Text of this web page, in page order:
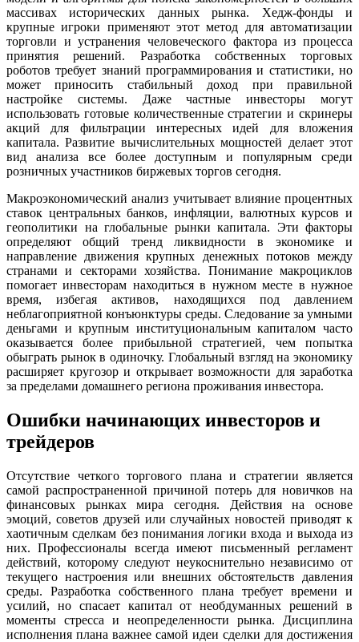
массивах исторических данных рынка. Хедж-фонды и
крупные игроки применяют этот метод для автоматизации
торговли и устранения человеческого фактора из процесса
принятия решений. Разработка собственных торговых
роботов требует знаний программирования и статистики, но
может приносить стабильный доход при правильной
настройке системы. Даже частные инвесторы могут
использовать готовые количественные стратегии и скринеры
акций для фильтрации интересных идей для вложения
капитала. Развитие вычислительных мощностей делает этот
вид анализа все более доступным и популярным среди
розничных участников биржевых торгов сегодня.
Макроэкономический анализ учитывает влияние процентных
ставок центральных банков, инфляции, валютных курсов и
геополитики на глобальные рынки капитала. Эти факторы
определяют общий тренд ликвидности в экономике и
направление движения крупных денежных потоков между
странами и секторами хозяйства. Понимание макроциклов
помогает инвесторам находиться в нужном месте в нужное
время, избегая активов, находящихся под давлением
неблагоприятной конъюнктуры среды. Следование за умными
деньгами и крупным институциональным капиталом часто
оказывается более прибыльной стратегией, чем попытка
обыграть рынок в одиночку. Глобальный взгляд на экономику
расширяет кругозор и открывает возможности для заработка
за пределами домашнего региона проживания инвестора.
Ошибки начинающих инвесторов и
трейдеров
Отсутствие четкого торгового плана и стратегии является
самой распространенной причиной потерь для новичков на
финансовых рынках мира сегодня. Действия на основе
эмоций, советов друзей или случайных новостей приводят к
хаотичным сделкам без понимания логики входа и выхода из
них. Профессионалы всегда имеют письменный регламент
действий, которому следуют неукоснительно независимо от
текущего настроения или внешних обстоятельств давления
среды. Разработка собственного плана требует времени и
усилий, но спасает капитал от необдуманных решений в
моменты стресса и неопределенности рынка. Дисциплина
исполнения плана важнее самой идеи сделки для достижения